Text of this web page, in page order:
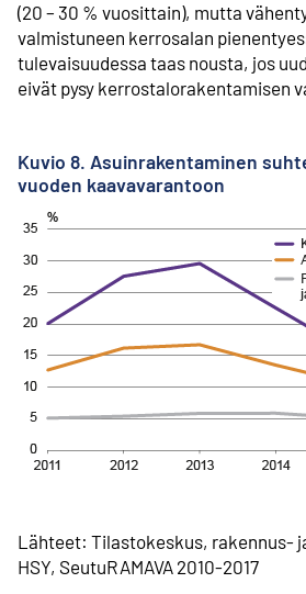
(20 – 30 % vuosittain), mutta
valmistuneen kerrosalan
tulevaisuudessa taas nousta, jos
eivät pysy kerrostalo­rakentamisen
Kuvio 8. Asuinrakentaminen
vuoden kaavavarantoon
Lähteet: Tilastokeskus, rakennus-
HSY, SeutuRAMAVA 2010-2017